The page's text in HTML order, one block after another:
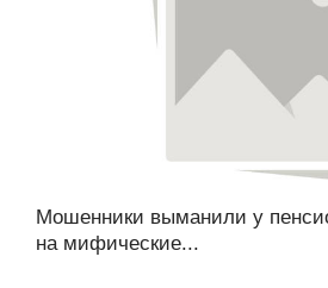
Мошенники выманили у
на мифические...